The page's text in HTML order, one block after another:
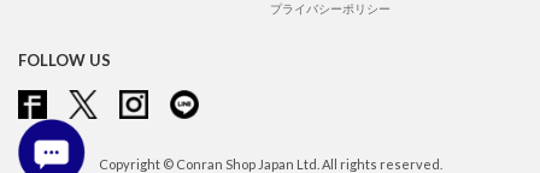
プライバシーポリシー
FOLLOW US
Copyright © Conran Shop Japan Ltd. All rights reserved.